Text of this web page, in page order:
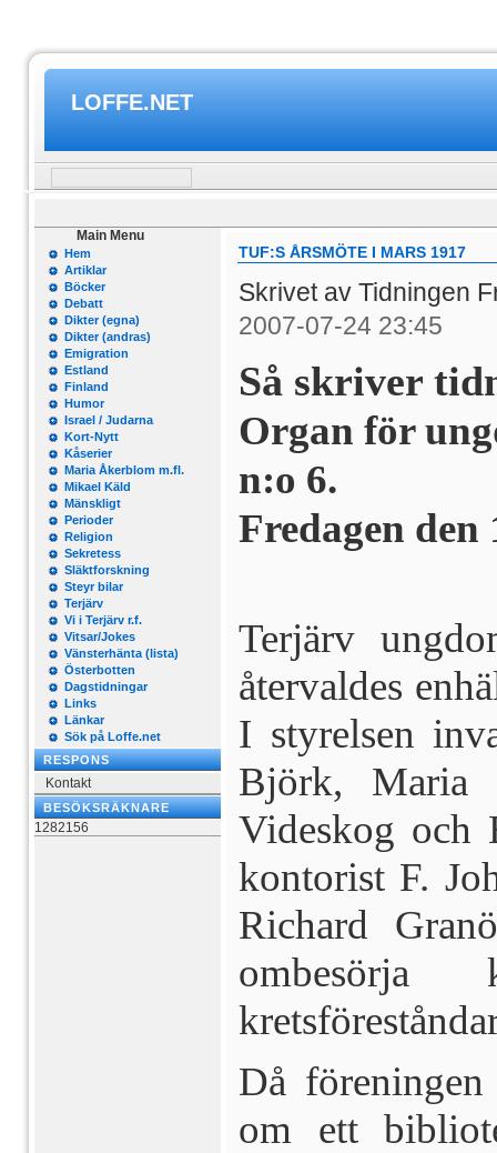
LOFFE.NET
Main Menu
Hem
Artiklar
Böcker
Debatt
Dikter (egna)
Dikter (andras)
Emigration
Estland
Finland
Humor
Israel / Judarna
Kort-Nytt
Kåserier
Maria Åkerblom m.fl.
Mikael Käld
Mänskligt
Perioder
Religion
Sekretess
Släktforskning
Steyr bilar
Terjärv
Vi i Terjärv r.f.
Vitsar/Jokes
Vänsterhänta (lista)
Österbotten
Dagstidningar
Links
Länkar
Sök på Loffe.net
RESPONS
Kontakt
BESÖKSRÄKNARE
1282156
TUF:S ÅRSMÖTE I MARS 1917
Skrivet av Tidningen
2007-07-24 23:45
Så skriver
Organ för
n:o 6.
Fredagen den
Terjärv
återvaldes
I styrelsen
Björk, Maria
Videskog och
kontorist F.
Richard
ombesörja
Då
om ett